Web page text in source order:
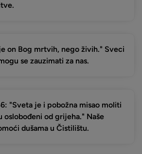
on Bog mrtvih, nego živih." Sveci
se zauzimati za nas.
"Sveta je i pobožna misao moliti
oslobođeni od grijeha." Naše
dušama u Čistilištu.